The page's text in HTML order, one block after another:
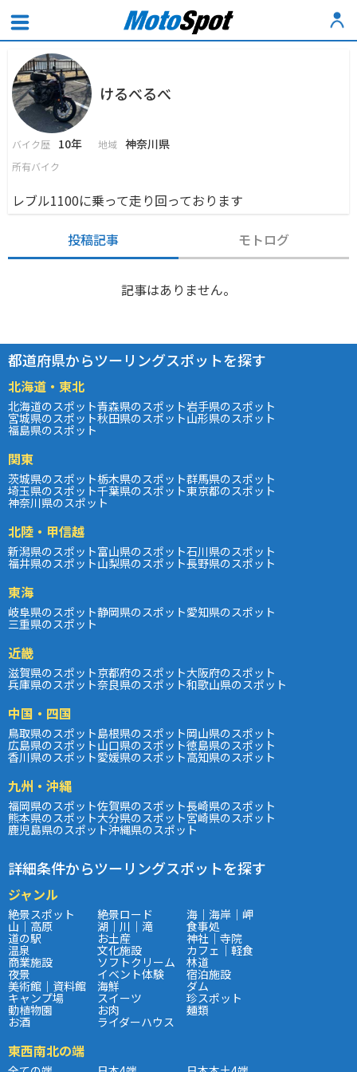
けるべるべ
バイク歴 10年 地域 神奈川県
所有バイク
レブル1100に乗って走り回っております
投稿記事 モトログ
記事はありません。
都道府県からツーリングスポットを探す
北海道・東北
北海道のスポット青森県のスポット岩手県のスポット
宮城県のスポット秋田県のスポット山形県のスポット
福島県のスポット
関東
茨城県のスポット栃木県のスポット群馬県のスポット
埼玉県のスポット千葉県のスポット東京都のスポット
神奈川県のスポット
北陸・甲信越
新潟県のスポット富山県のスポット石川県のスポット
福井県のスポット山梨県のスポット長野県のスポット
東海
岐阜県のスポット静岡県のスポット愛知県のスポット
三重県のスポット
近畿
滋賀県のスポット京都府のスポット大阪府のスポット
兵庫県のスポット奈良県のスポット和歌山県のスポット
中国・四国
鳥取県のスポット島根県のスポット岡山県のスポット
広島県のスポット山口県のスポット徳島県のスポット
香川県のスポット愛媛県のスポット高知県のスポット
九州・沖縄
福岡県のスポット佐賀県のスポット長崎県のスポット
熊本県のスポット大分県のスポット宮崎県のスポット
鹿児島県のスポット沖縄県のスポット
詳細条件からツーリングスポットを探す
ジャンル
絶景スポット 絶景ロード 海｜海岸｜岬
山｜高原 湖｜川｜滝 食事処
道の駅 お土産 神社｜寺院
温泉 文化施設 カフェ｜軽食
商業施設 ソフトクリーム 林道
夜景 イベント体験 宿泊施設
美術館｜資料館 海鮮 ダム
キャンプ場 スイーツ 珍スポット
動植物園 お肉 麺類
お酒 ライダーハウス
東西南北の端